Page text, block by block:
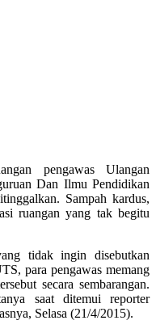
pengawas Ulangan
Dan Ilmu Pendidikan
Sampah kardus,
ruangan yang tak begitu
tidak ingin disebutkan
para pengawas memang
secara sembarangan.
saat ditemui reporter
Selasa (21/4/2015).